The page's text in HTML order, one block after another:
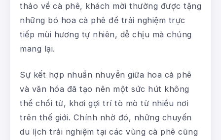
thảo về cà phê, khách mời thường được tặng
những bó hoa cà phê để trải nghiệm trực
tiếp mùi hương tự nhiên, dễ chịu mà chúng
mang lại.
Sự kết hợp nhuần nhuyễn giữa hoa cà phê
và văn hóa đã tạo nên một sức hút không
thể chối từ, khơi gợi trí tò mò từ nhiều nơi
trên thế giới. Chính nhờ đó, những chuyến
du lịch trải nghiệm tại các vùng cà phê cũng